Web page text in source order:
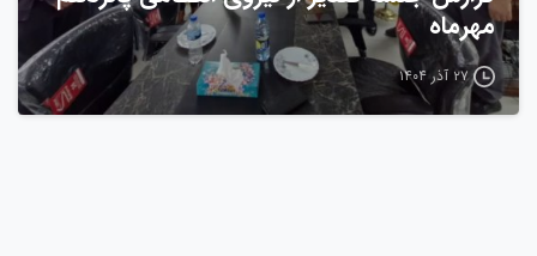
مهرماه
۲۷ آذر ۱۴۰۴